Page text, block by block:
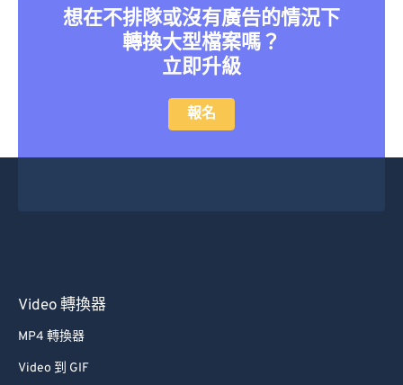
想在不排隊或沒有廣告的情況下
轉換大型檔案嗎？
立即升級
報名
Video 轉換器
MP4 轉換器
Video 到 GIF